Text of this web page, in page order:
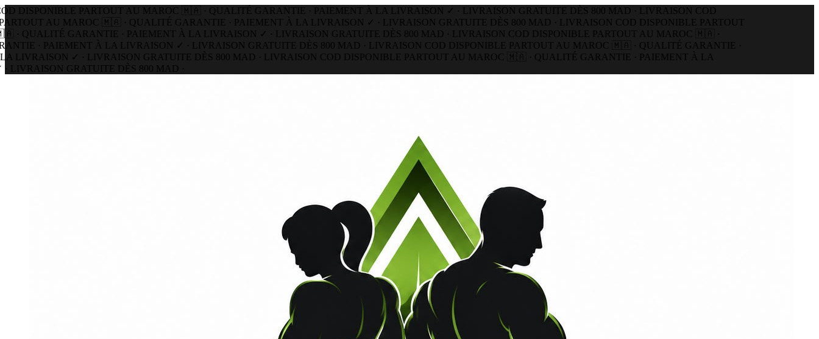
DISPONIBLE PARTOUT AU MAROC 🇲🇦 · QUALITÉ GARANTIE · PAIEMENT À LA LIVRAISON ✓ · LIVRAISON GRATUITE DÈS 800 MAD · LIVRAISON COD
AU MAROC 🇲🇦 · QUALITÉ GARANTIE · PAIEMENT À LA LIVRAISON ✓ · LIVRAISON GRATUITE DÈS 800 MAD · LIVRAISON COD DISPONIBLE PARTOUT
QUALITÉ GARANTIE · PAIEMENT À LA LIVRAISON ✓ · LIVRAISON GRATUITE DÈS 800 MAD · LIVRAISON COD DISPONIBLE PARTOUT AU MAROC 🇲🇦 ·
· PAIEMENT À LA LIVRAISON ✓ · LIVRAISON GRATUITE DÈS 800 MAD · LIVRAISON COD DISPONIBLE PARTOUT AU MAROC 🇲🇦 · QUALITÉ GARANTIE ·
✓ · LIVRAISON GRATUITE DÈS 800 MAD · LIVRAISON COD DISPONIBLE PARTOUT AU MAROC 🇲🇦 · QUALITÉ GARANTIE · PAIEMENT À LA
GRATUITE DÈS 800 MAD ·